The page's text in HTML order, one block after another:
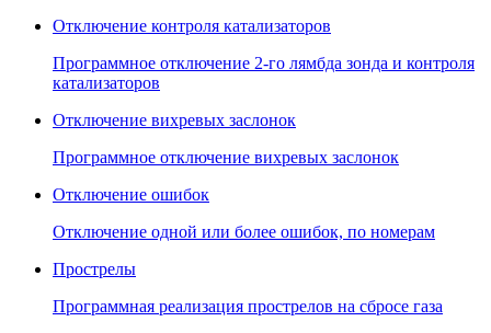
Отключение контроля катализаторов
Программное отключение 2-го лямбда зонда и контроля
катализаторов
Отключение вихревых заслонок
Программное отключение вихревых заслонок
Отключение ошибок
Отключение одной или более ошибок, по номерам
Прострелы
Программная реализация прострелов на сбросе газа